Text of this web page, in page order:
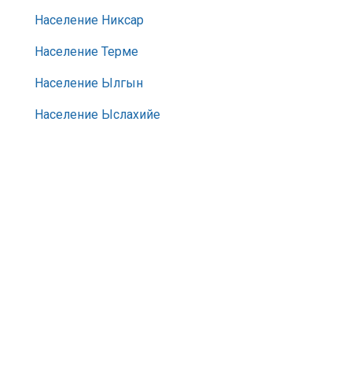
Население Никсар
Население Терме
Население Ылгын
Население Ыслахийе